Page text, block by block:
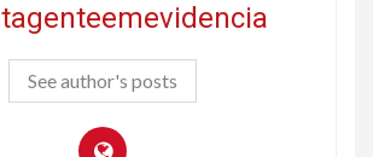
See author's posts